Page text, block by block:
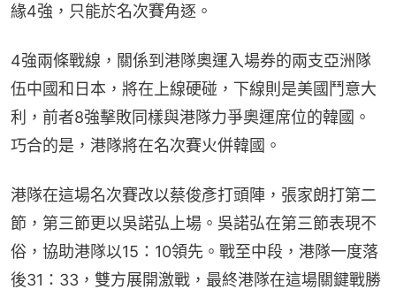
緣4強，只能於名次賽角逐。
4強兩條戰線，關係到港隊奧運入場券的兩支亞洲隊
伍中國和日本，將在上線硬碰，下線則是美國鬥意大
利，前者8強擊敗同樣與港隊力爭奧運席位的韓國。
巧合的是，港隊將在名次賽火併韓國。
港隊在這場名次賽改以蔡俊彥打頭陣，張家朗打第二
節，第三節更以吳諾弘上場。吳諾弘在第三節表現不
俗，協助港隊以15：10領先。戰至中段，港隊一度落
後31：33，雙方展開激戰，最終港隊在這場關鍵戰勝